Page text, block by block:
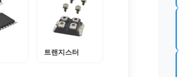
트랜지스터